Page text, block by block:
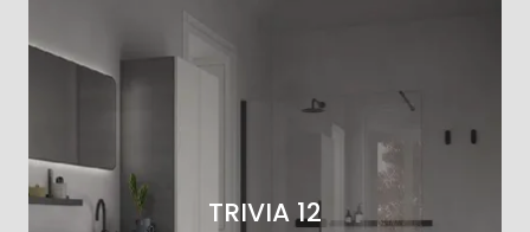
TRIVIA 12